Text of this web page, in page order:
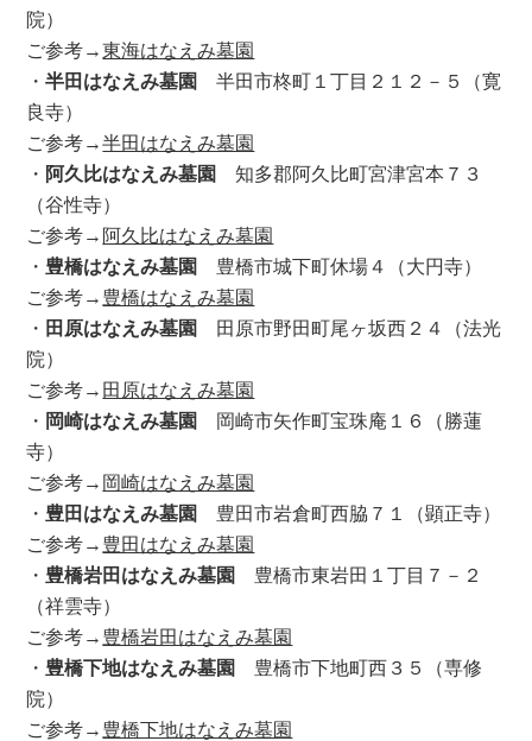
院）
ご参考→東海はなえみ墓園
・半田はなえみ墓園 半田市柊町１丁目２１２－５（寛
良寺）
ご参考→半田はなえみ墓園
・ 阿久比はなえみ墓園 知多郡阿久比町宮津宮本７３
（谷性寺）
ご参考→ 阿久比はなえみ墓園
・ 豊橋はなえみ墓園 豊橋市城下町休場４（大円寺）
ご参考→ 豊橋はなえみ墓園
・ 田原はなえみ墓園 田原市野田町尾ヶ坂西２４（法光
院）
ご参考→ 田原はなえみ墓園
・ 岡崎はなえみ墓園 岡崎市矢作町宝珠庵１６（勝蓮
寺）
ご参考→ 岡崎はなえみ墓園
・ 豊田はなえみ墓園 豊田市岩倉町西脇７１（顕正寺）
ご参考→ 豊田はなえみ墓園
・ 豊橋岩田はなえみ墓園 豊橋市東岩田１丁目７－２
（祥雲寺）
ご参考→ 豊橋岩田はなえみ墓園
・ 豊橋下地はなえみ墓園 豊橋市下地町西３５（専修
院）
ご参考→ 豊橋下地はなえみ墓園